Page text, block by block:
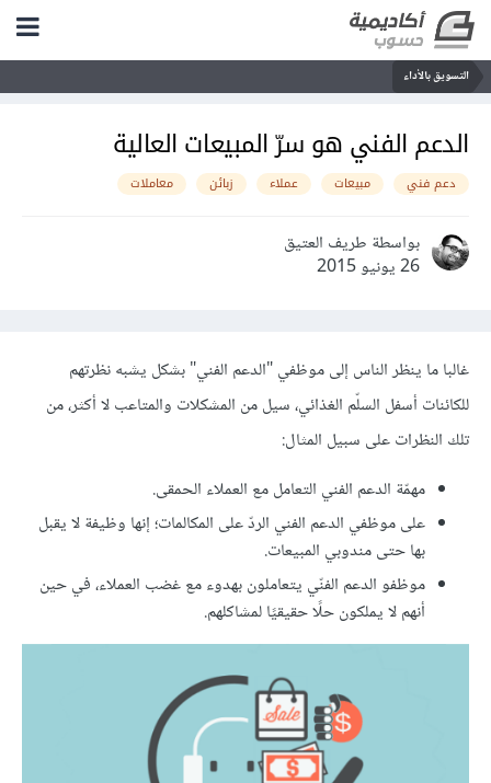
التسويق بالأداء
الدعم الفني هو سرّ المبيعات العالية
دعم فني مبيعات عملاء زبائن معاملات
بواسطة طريف العتيق
26 يونيو 2015
غالباما ينظرالناس إلىموظفي"الدعم الفني"بشكل يشبهنظرتهم
للكائنات أسفل السلّم الغذائي،سيلمن المشكلات والمتاعبلاأكثر،من
تلك النظراتعلى سبيل المثال:
مهمّة الدعم الفني التعاملمع العملاء الحمقى.
علىموظفي الدعم الفني الردّعلى المكالمات؛إنها وظيفةلايقبل
بهاحتىمندوبي المبيعات.
موظفوالدعم الفنّي يتعاملونبهدوءمعغضب العملاء،فيحين
أنهملايملكونحلًاحقيقيًالمشاكلهم.